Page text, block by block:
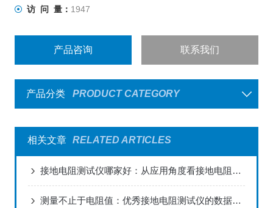
访 问 量： 1947
产品咨询 联系我们
产品分类 PRODUCT CATEGORY
相关文章 RELATED ARTICLES
接地电阻测试仪哪家好：从应用角度看接地电阻测试设备的选择
测量不止于电阻值：优秀接地电阻测试仪的数据价值延伸